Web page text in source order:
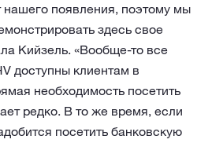
нашего появления, поэтому мы
здесь свое
Кийзель. «Вообще-то все
доступны клиентам в
необходимость посетить
редко. В то же время, если
посетить банковскую